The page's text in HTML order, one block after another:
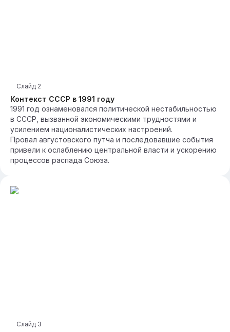
Контекст СССР в 1991 году
Слайд 2
1991 год ознаменовался политической нестабильностью
в СССР, вызванной экономическими трудностями и
усилением националистических настроений.
Провал августовского путча и последовавшие события
привели к ослаблению центральной власти и ускорению
процессов распада Союза.
Слайд 3